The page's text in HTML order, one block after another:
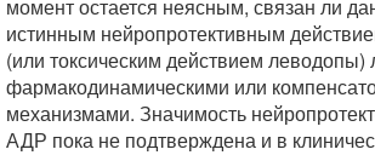
момент остается неясным, связан ли
истинным нейропротективным
(или токсическим действием леводопы)
фармакодинамическими или
механизмами. Значимость
АДР пока не подтверждена и в